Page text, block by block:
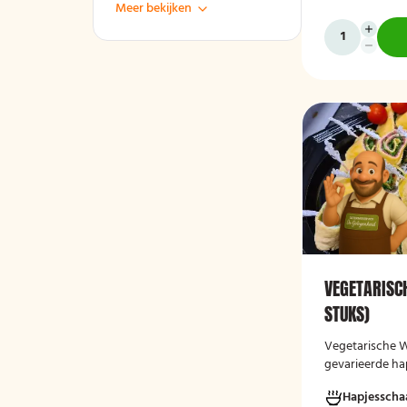
Meer bekijken
STUKS)
Vegetarische
gevarieerde
andere